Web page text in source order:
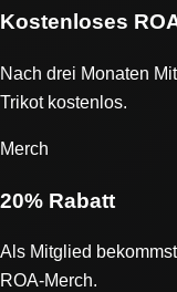
Kostenloses
Nach drei Monaten
Trikot kostenlos.
Merch
20% Rabatt
Als Mitglied
ROA-Merch.